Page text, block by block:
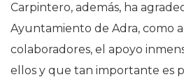
Carpintero, además, ha
Ayuntamiento de Adra, como
colaboradores, el apoyo
ellos y que tan importante es